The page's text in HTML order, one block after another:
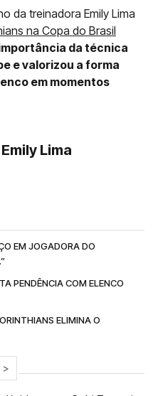
da treinadora Emily Lima
na Copa do Brasil
da técnica
e valorizou a forma
em momentos
Lima
EM JOGADORA DO
PENDÊNCIA COM ELENCO
ELIMINA O
>